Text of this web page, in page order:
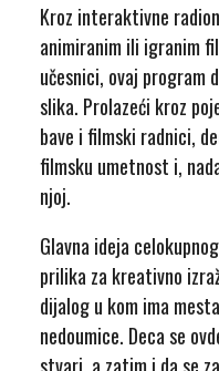
Kroz interaktivne
animiranim ili igranim
učesnici, ovaj program
slika. Prolazeći kroz
bave i filmski radnici,
filmsku umetnost i,
njoj.
Glavna ideja
prilika za kreativno
dijalog u kom ima
nedoumice. Deca se
stvari, a zatim i da se